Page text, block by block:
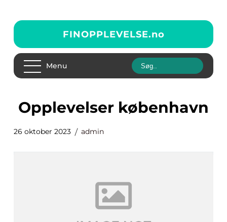
FINOPPLEVELSE.no
Menu
opplevelser københavn
26 oktober 2023 admin